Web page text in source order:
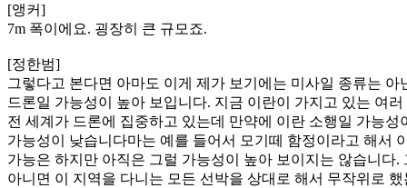
[앵커]
7m 폭이에요. 굉장히 큰 규모죠.
[정한범]
그렇다고 본다면 아마도 이게 제가 보기에는 미사일 종류는
드론일 가능성이 높아 보입니다. 지금 이란이 가지고 있는 여
전 세계가 드론에 집중하고 있는데 만약에 이란 소행일 가능
가능성이 낮습니다마는 예를 들어서 모기떼 함정이라고 해서
가능은 하지만 아직은 그럴 가능성이 높아 보이지는 않습니
아니면 이 지역을 다니는 모든 선박을 상대로 해서 무작위로